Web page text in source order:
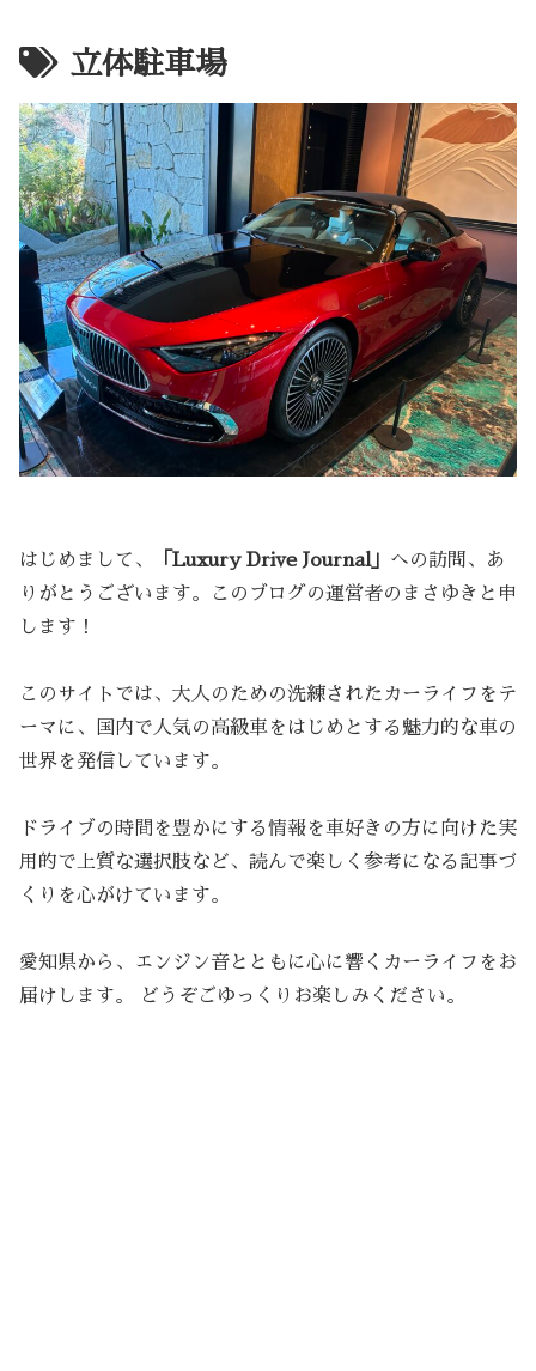
立体駐車場
はじめまして、 「Luxury Drive Journal」 への訪問、あ
りがとうございます。このブログの運営者のまさゆきと申
します！
このサイトでは、大人のための洗練されたカーライフをテ
ーマに、国内で人気の高級車をはじめとする魅力的な車の
世界を発信しています。
ドライブの時間を豊かにする情報を車好きの方に向けた実
用的で上質な選択肢など、読んで楽しく参考になる記事づ
くりを心がけています。
愛知県から、エンジン音とともに心に響くカーライフをお
届けします。 どうぞごゆっくりお楽しみください。